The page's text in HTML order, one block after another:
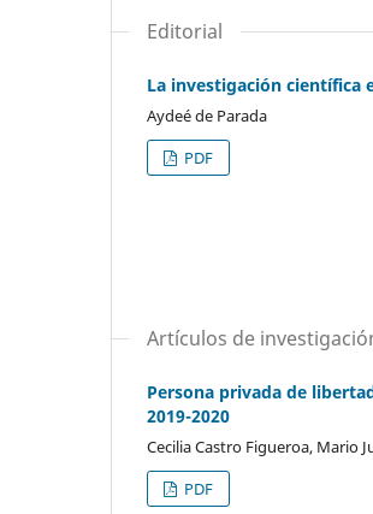
Editorial
La investigación científica
Aydeé de Parada
PDF
Artículos de
Persona privada de
2019-2020
Cecilia Castro Figueroa, Mario
PDF